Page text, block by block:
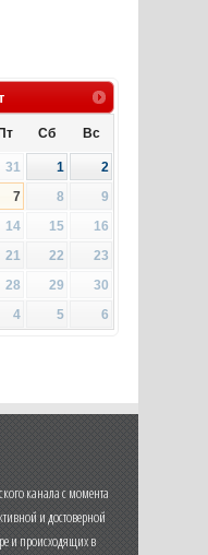
Пт Сб Вс
31 1
2
7 8
9
14 15
16
21 22
23
28 29
30
4 5 6
канала с момента
и достоверной
и происходящих в